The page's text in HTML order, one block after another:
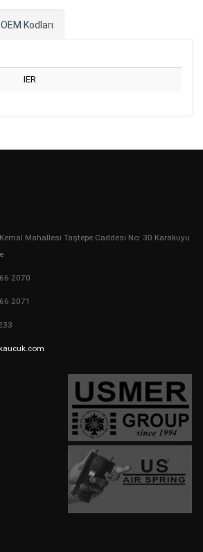
OEM Kodları
IER
Mahallesi Taştepe Caddesi No: 30 Karakuyu
2070
2071